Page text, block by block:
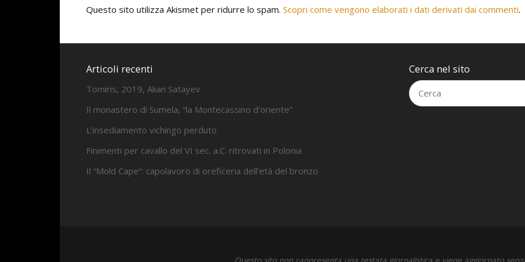
Questo sito utilizza Akismet per ridurre lo spam. Scopri come vengono elaborati i dati derivati dai commenti.
Articoli recenti
Tomiris, 2019, Akan Satayev
Il monastero di Sumela, “la Montecassino d’oriente”
L’insediamento vichingo perduto
Finimenti per cavallo del VI sec. a.C. ritrovati in Polonia
Il “Mold Cape”: capolavoro di oreficeria dell’età del bronzo
Cerca nel sito